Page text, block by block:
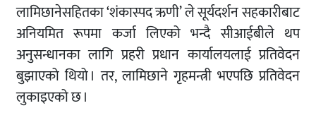
लामिछानेसहितका ‘शंकास्पद ऋणी’ ले सूर्यदर्शन सहकारीबाट
अनियमित रूपमा कर्जा लिएको भन्दै सीआईबीले थप
अनुसन्धानका लागि प्रहरी प्रधान कार्यालयलाई प्रतिवेदन
बुझाएको थियो । तर, लामिछाने गृहमन्त्री भएपछि प्रतिवेदन
लुकाइएको छ ।